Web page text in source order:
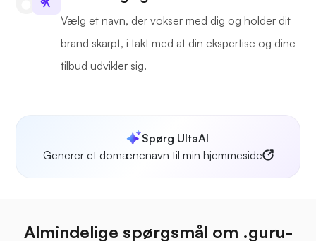
Vælg et navn, der vokser med dig og holder dit
brand skarpt, i takt med at din ekspertise og dine
tilbud udvikler sig.
Spørg UltaAI
Generer et domænenavn til min hjemmeside
Almindelige spørgsmål om .guru-